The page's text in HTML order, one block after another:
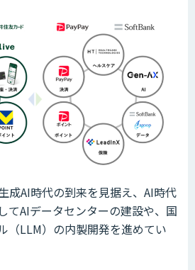
成AI時代の到来を見据え、AI時代
てAIデータセンターの建設や、国
（LLM）の内製開発を進めてい